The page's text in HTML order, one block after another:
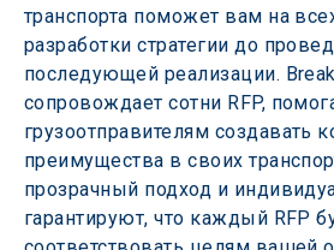
транспорта поможет вам на
разработки стратегии до
последующей реализации.
сопровождает сотни RFP,
грузоотправителям создавать
преимущества в своих
прозрачный подход и
гарантируют, что каждый RFP